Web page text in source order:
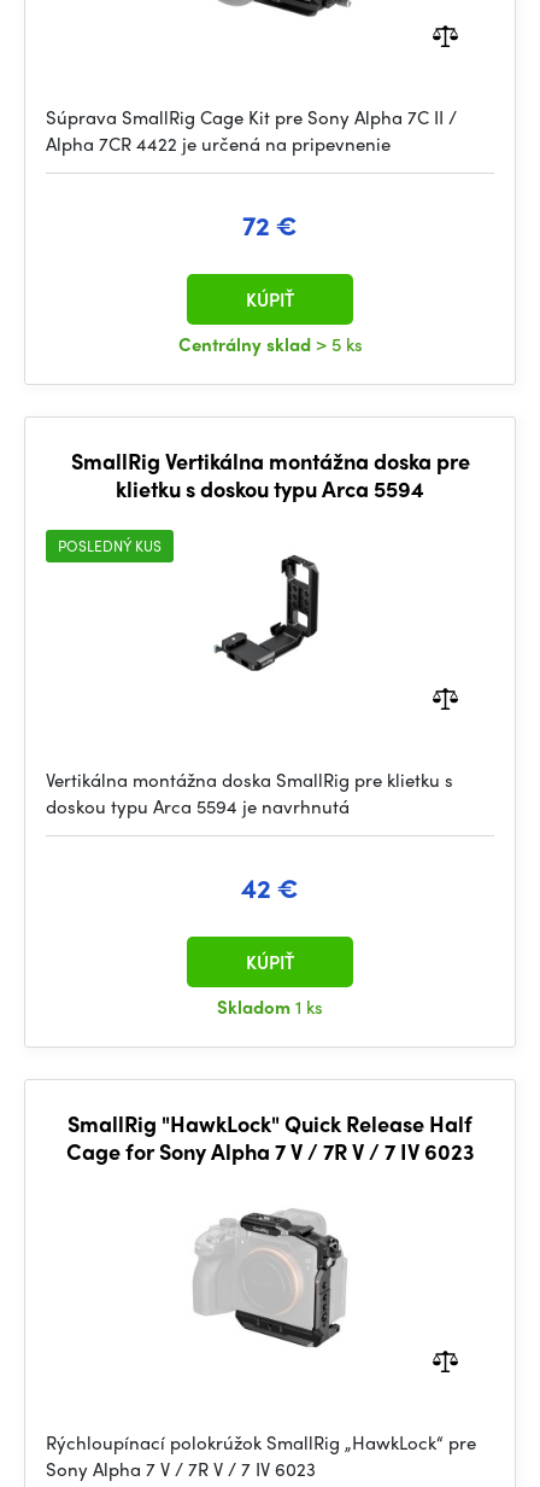
Súprava SmallRig Cage Kit pre Sony Alpha 7C II /
Alpha 7CR 4422 je určená na pripevnenie
72 €
Centrálny sklad > 5 ks
KÚPIŤ
SmallRig Vertikálna montážna doska pre
klietku s doskou typu Arca 5594
POSLEDNÝ KUS
Vertikálna montážna doska SmallRig pre klietku s
doskou typu Arca 5594 je navrhnutá
42 €
Skladom1 ks
KÚPIŤ
SmallRig "HawkLock" Quick Release Half
Cage for Sony Alpha 7 V / 7R V / 7 IV 6023
Rýchloupínací polokrúžok SmallRig „HawkLock“ pre
Sony Alpha 7 V / 7R V / 7 IV 6023